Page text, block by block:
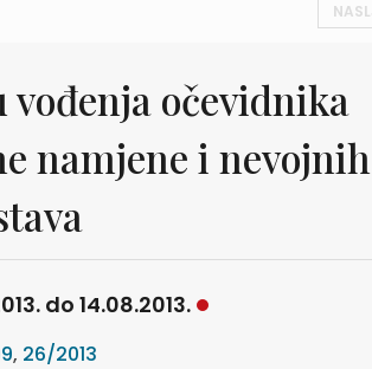
očevidnika
namjene i nevojnih
do 14.08.2013.
, 26/2013